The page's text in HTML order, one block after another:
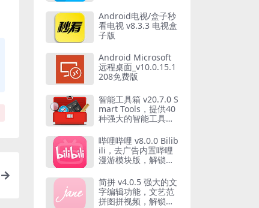
Android电视/盒子秒
看电视 v8.3.3 电视盒
子版
Android Microsoft
远程桌面_v10.0.15.1
208免费版
智能工具箱 v20.7.0 S
mart Tools，提供40
种强大的智能工具，
哔哩哔哩 v8.0.0 Bilib
ili，去广告内置哔哩
漫游模块版，解锁实
简拼 v4.0.5 强大的文
字编辑功能，文艺范
拼图拼视频，解锁高